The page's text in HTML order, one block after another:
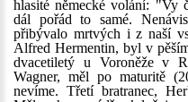
hlasité německé volání: "Vy
dál pořád to samé.
přibývalo mrtvých i z naší
Alfred Hermentin, byl v
dvacetiletý u Voroněže v
Wagner, měl po maturitě
nevíme. Třetí bratranec,